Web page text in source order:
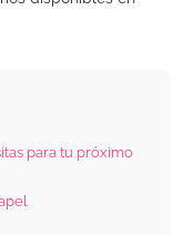
para tu próximo